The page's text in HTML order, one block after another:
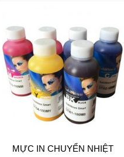
MỰC IN CHUYỂN NHIỆT